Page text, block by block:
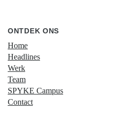
ONTDEK ONS
Home
Headlines
Werk
Team
SPYKE Campus
Contact